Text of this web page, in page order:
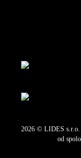
2026 © LIDES s.r.o.
od